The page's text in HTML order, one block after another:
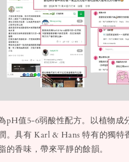
pH值5-6弱酸性配方。以植物成
。具有 Karl & Hans 特有的獨特
的香味，帶來平靜的餘韻。